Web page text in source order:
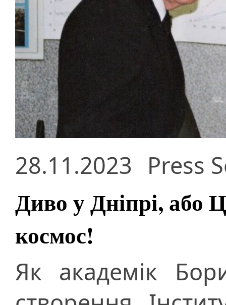
28.11.2023 Press
Диво у Дніпрі, або
космос!
Як академік